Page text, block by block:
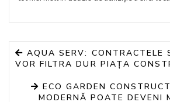
AQUA SERV: CONTRACTELE
VOR FILTRA DUR PIAȚA
ECO GARDEN
MODERNĂ POATE DEVENI